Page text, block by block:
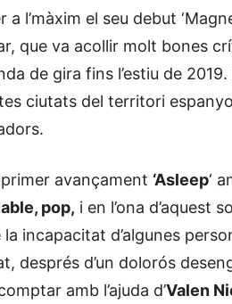
l’màxim el seu debut
que va acollir molt bones
de gira fins l’estiu de
ciutats del territori
avançament ‘Asleep‘
pop, i en l’ona d’aquest
incapacitat d’algunes
després d’un dolorós
amb l’ajuda d’Valen